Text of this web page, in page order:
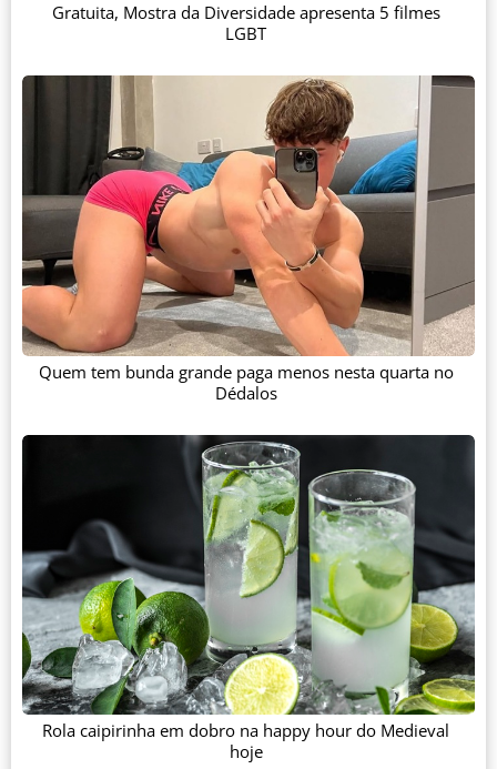
Gratuita, Mostra da Diversidade apresenta 5 filmes
LGBT
Quem tem bunda grande paga menos nesta quarta no
Dédalos
Rola caipirinha em dobro na happy hour do Medieval
hoje